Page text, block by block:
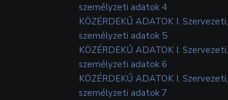
személyzeti adatok 4
KÖZÉRDEKŰ ADATOK I. Szervezeti,
személyzeti adatok 5
KÖZÉRDEKŰ ADATOK I. Szervezeti,
személyzeti adatok 6
KÖZÉRDEKŰ ADATOK I. Szervezeti,
személyzeti adatok 7